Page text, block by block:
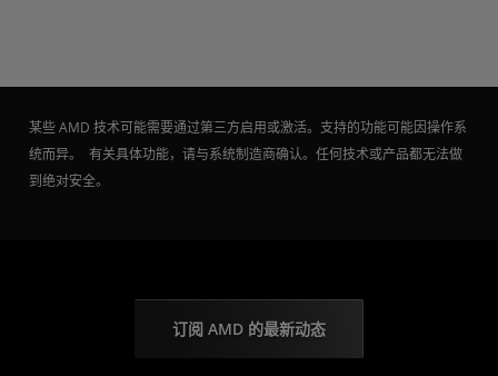
某些 AMD 技术可能需要通过第三方启用或激活。支持的功能可能因操作系
统而异。 有关具体功能，请与系统制造商确认。任何技术或产品都无法做
到绝对安全。
订阅 AMD 的最新动态